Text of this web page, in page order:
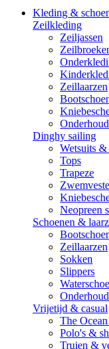
Kleding &
Zeilkleding
Zeiljassen
Zeillaarzen
Onderhoud
Dinghy sailing
Wetsuits
Tops
Trapeze
Neopreen
Schoenen &
Zeillaarzen
Sokken
Slippers
Onderhoud
Vrijetijd & casual
The
Polo's &
Truien &